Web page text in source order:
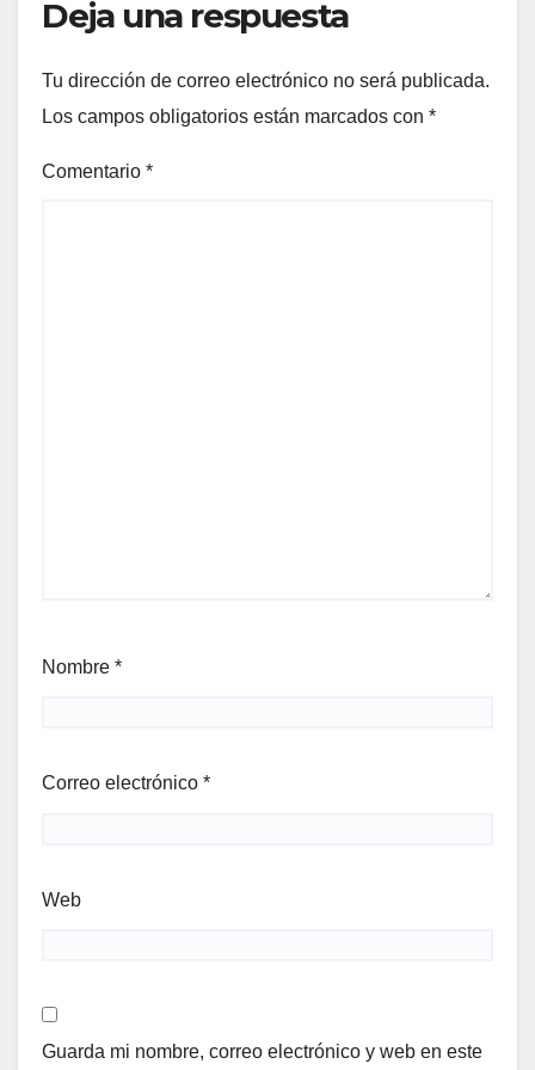
Deja una respuesta
Tu dirección de correo electrónico no será publicada.
Los campos obligatorios están marcados con *
Comentario *
Nombre *
Correo electrónico *
Web
Guarda mi nombre, correo electrónico y web en este